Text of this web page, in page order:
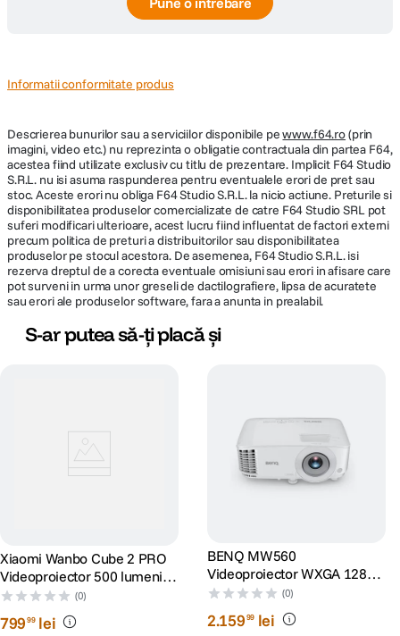
Informatii conformitate produs
Descrierea bunurilor sau a serviciilor disponibile pewww.f64.ro(prin
imagini, video etc.) nu reprezinta o obligatie contractuala din partea F64,
acestea fiind utilizate exclusiv cu titlu de prezentare. Implicit F64 Studio
S.R.L. nu isi asuma raspunderea pentru eventualele erori de pret sau
stoc. Aceste erori nu obliga F64 Studio S.R.L. la nicio actiune. Preturile si
disponibilitatea produselor comercializate de catre F64 Studio SRL pot
suferi modificari ulterioare, acest lucru fiind influentat de factori externi
precum politica de preturi a distribuitorilor sau disponibilitatea
produselor pe stocul acestora. De asemenea, F64 Studio S.R.L. isi
rezerva dreptul de a corecta eventuale omisiuni sau erori in afisare care
pot surveni in urma unor greseli de dactilografiere, lipsa de acuratete
sau erori ale produselor software, fara a anunta in prealabil.
S-ar putea să-ți placă și
Xiaomi Wanbo Cube 2 PRO
Videoproiector 500 lumeni
Full HD 1920x1080 Android
TV 11 Verde
(0)
79999 lei
BENQ MW560
Videoproiector WXGA 1280 x
800 4000 ANSI lumeni DLP
(0)
2.15999 lei